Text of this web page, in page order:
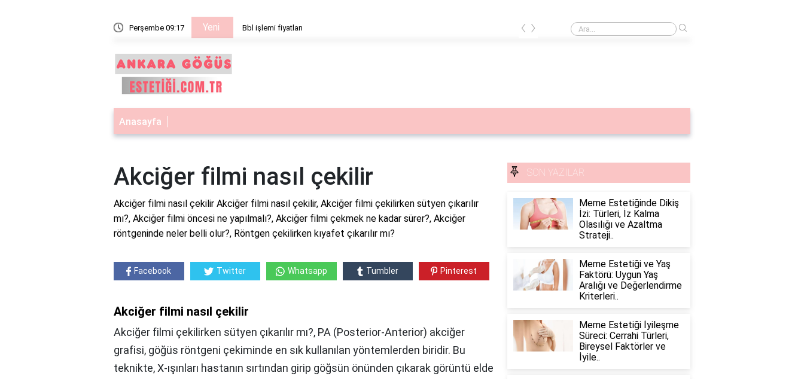
Perşembe 09:17 Yeni Bbl işlemi fiyatları Göğüs korsesi
‹ ›
Anasayfa
Akciğer filmi nasıl çekilir
Akciğer filmi nasıl çekilir Akciğer filmi nasıl çekilir, Akciğer filmi çekilirken sütyen çıkarılır
mı?, Akciğer filmi öncesi ne yapılmalı?, Akciğer filmi çekmek ne kadar sürer?, Akciğer
röntgeninde neler belli olur?, Röntgen çekilirken kıyafet çıkarılır mı?
Facebook Twitter Whatsapp Tumbler Pinterest
Akciğer filmi nasıl çekilir
Akciğer filmi çekilirken sütyen çıkarılır mı?, PA (Posterior-Anterior) akciğer
grafisi, göğüs röntgeni çekiminde en sık kullanılan yöntemlerden biridir. Bu
teknikte, X-ışınları hastanın sırtından girip göğsün önünden çıkarak görüntü elde
SON YAZILAR
Meme Estetiğinde Dikiş
İzi: Türleri, İz Kalma
Olasılığı ve Azaltma
Strateji..
Meme Estetiği ve Yaş
Faktörü: Uygun Yaş
Aralığı ve Değerlendirme
Kriterleri..
Meme Estetiği İyileşme
Süreci: Cerrahi Türleri,
Bireysel Faktörler ve
İyile..